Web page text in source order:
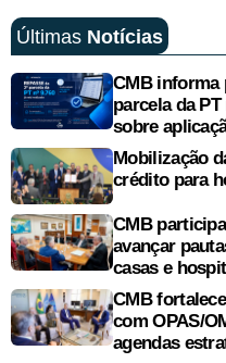
Últimas Notícias
CMB informa
parcela da
sobre
Mobilização
crédito para
CMB
avançar
casas e
CMB
com OPAS/
agendas